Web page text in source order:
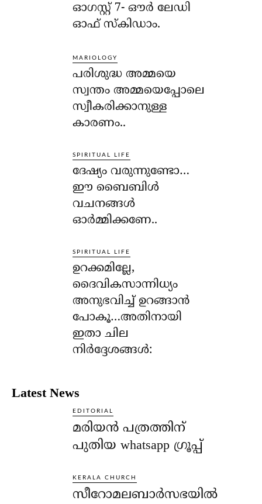
ഓഗസ്റ്റ് 7- ഔര്‍ ലേഡി
ഓഫ് സ്‌കിഡാം.
MARIOLOGY
പരിശുദ്ധ അമ്മയെ
സ്വന്തം അമ്മയെപ്പോലെ
സ്വീകരിക്കാനുള്ള
കാരണം..
SPIRITUAL LIFE
ദേഷ്യം വരുന്നുണ്ടോ…
ഈ ബൈബിള്‍
വചനങ്ങള്‍
ഓര്‍മ്മിക്കണേ..
SPIRITUAL LIFE
ഉറക്കമില്ലേ,
ദൈവികസാന്നിധ്യം
അനുഭവിച്ച് ഉറങ്ങാന്‍
പോകൂ…അതിനായി
ഇതാ ചില
നിര്‍ദ്ദേശങ്ങള്‍:
Latest News
EDITORIAL
മരിയൻ പത്രത്തിന്
പുതിയ whatsapp ഗ്രൂപ്പ്
KERALA CHURCH
സീറോമലബാർസഭയിൽ